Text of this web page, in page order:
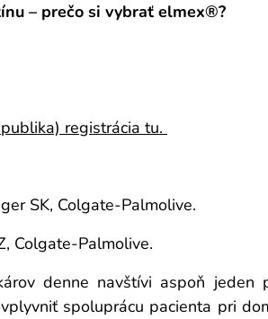
– prečo si vybrať elmex®?
registrácia tu.
SK, Colgate-Palmolive.
Colgate-Palmolive.
denne navštívi aspoň jeden
spoluprácu pacienta pri